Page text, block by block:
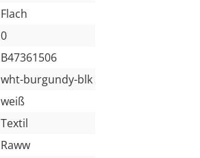
Flach
0
B47361506
wht-burgundy-blk
weiß
Textil
Raww